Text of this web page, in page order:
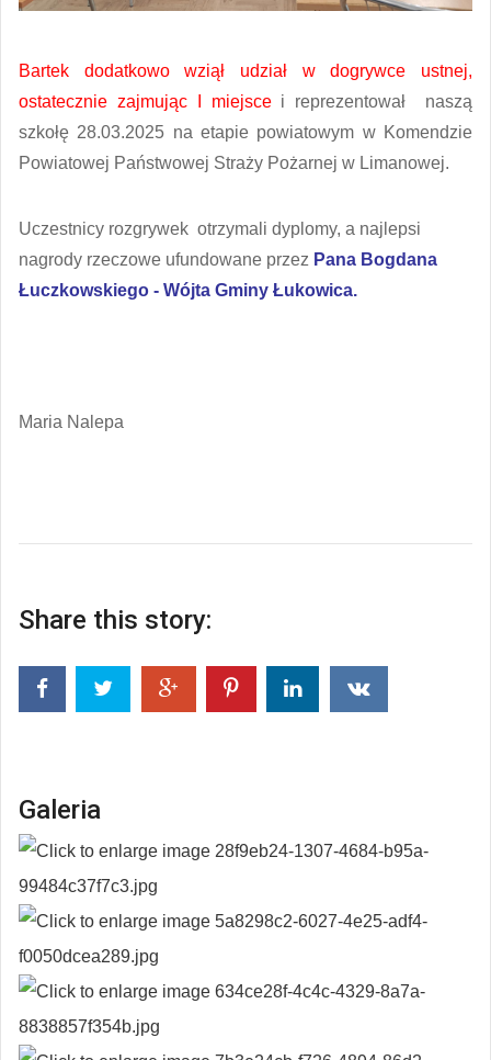
Bartek dodatkowo wziął udział w dogrywce ustnej,
ostatecznie zajmując I miejscei reprezentował naszą
szkołę 28.03.2025 na etapie powiatowym w Komendzie
Powiatowej Państwowej Straży Pożarnej w Limanowej.
Uczestnicy rozgrywek otrzymali dyplomy, a najlepsi
nagrody rzeczowe ufundowane przez Pana Bogdana
Łuczkowskiego - Wójta Gminy Łukowica.
Maria Nalepa
Share this story:
Galeria